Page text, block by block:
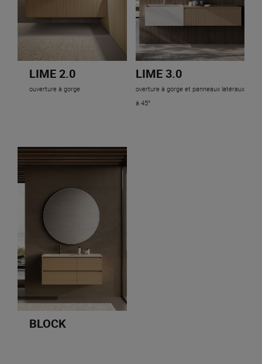
LIME 2.0
ouverture à gorge
LIME 3.0
overture à gorge et panneaux latéraux
à 45°
BLOCK